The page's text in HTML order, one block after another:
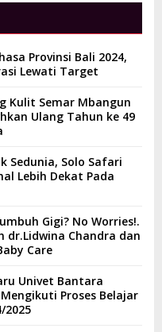
Provinsi Bali 2024,
Lewati Target
Kulit Semar Mbangun
Ulang Tahun ke 49
Sedunia, Solo Safari
Lebih Dekat Pada
Gigi? No Worries!.
dr.Lidwina Chandra dan
Care
Univet Bantara
Proses Belajar
2025